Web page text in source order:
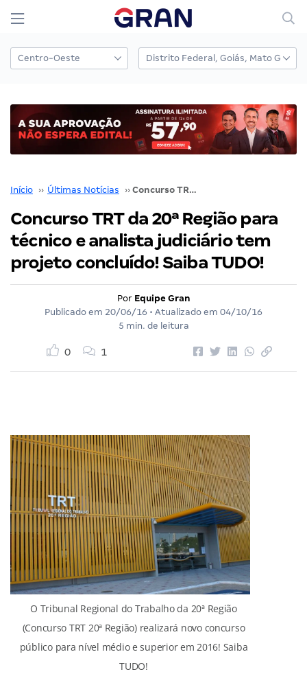
Início ›› Últimas Notícias ›› Concurso TRT da 20ª Região para técnico e analista judiciário tem projeto concluído! Saiba TUDO!
Concurso TRT da 20ª Região para
técnico e analista judiciário tem
projeto concluído! Saiba TUDO!
Por Equipe Gran
Publicado em 20/06/16 • Atualizado em 04/10/16
5 min. de leitura
0 1
O Tribunal Regional do Trabalho da 20ª Região
(Concurso TRT 20ª Região) realizará novo concurso
público para nível médio e superior em 2016! Saiba
TUDO!